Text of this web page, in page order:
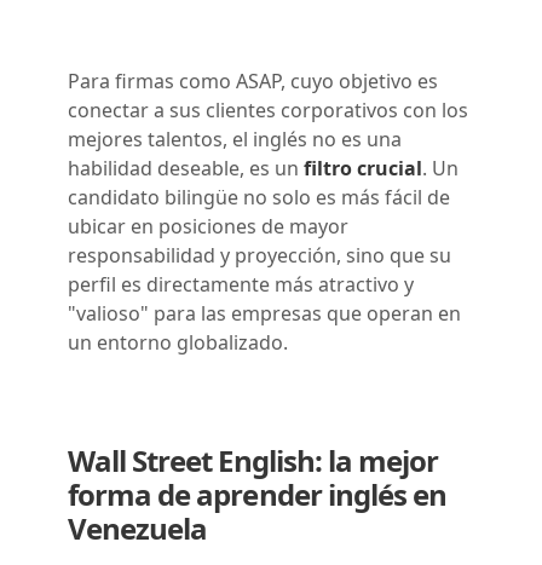
Para firmas como ASAP, cuyo objetivo es
conectar a sus clientes corporativos con los
mejores talentos, el inglés no es una
habilidad deseable, es un filtro crucial. Un
candidato bilingüe no solo es más fácil de
ubicar en posiciones de mayor
responsabilidad y proyección, sino que su
perfil es directamente más atractivo y
"valioso" para las empresas que operan en
un entorno globalizado.
Wall Street English: la mejor
forma de aprender inglés en
Venezuela